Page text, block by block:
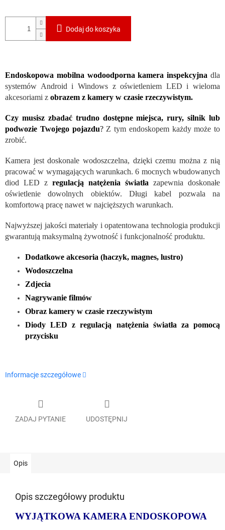
Dodaj do koszyka
Endoskopowa mobilna wodoodporna kamera inspekcyjna dla
systemów Android i Windows z oświetleniem LED i wieloma
akcesoriami z obrazem z kamery w czasie rzeczywistym.
Czy musisz zbadać trudno dostępne miejsca, rury, silnik lub
podwozie Twojego pojazdu?Z tym endoskopem każdy może to
zrobić.
Kamera jest doskonale wodoszczelna, dzięki czemu można z nią
pracować w wymagających warunkach. 6 mocnych wbudowanych
diod LED z regulacją natężenia światła zapewnia doskonałe
oświetlenie dowolnych obiektów. Długi kabel pozwala na
komfortową pracę nawet w najcięższych warunkach.
Najwyższej jakości materiały i opatentowana technologia produkcji
gwarantują maksymalną żywotność i funkcjonalność produktu.
Dodatkowe akcesoria (haczyk, magnes, lustro)
Wodoszczelna
Zdjecia
Nagrywanie filmów
Obraz kamery w czasie rzeczywistym
Diody LED z regulacją natężenia światła za pomocą
przycisku
Informacje szczegółowe
ZADAJ PYTANIE UDOSTĘPNIJ
Opis
Opis szczegółowy produktu
WYJĄTKOWA KAMERA ENDOSKOPOWA